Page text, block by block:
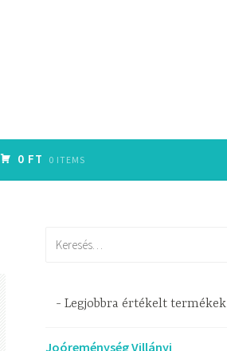
0 FT 0 ITEMS
Legjobbra értékelt termékek
Joóreménység Villányi